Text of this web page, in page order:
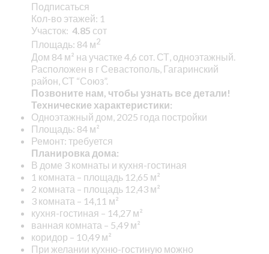
Подписаться
Кол-во этажей: 1
Участок: 4.85 сот
Площадь: 84 м2
Дом 84 м² на участке 4,6 сот. СТ, одноэтажный.
Расположен в г Севастополь, Гагаринский
район, СТ “Союз”.
Позвоните нам, чтобы узнать все детали!
Технические характеристики:
Одноэтажный дом, 2025 года постройки
Площадь: 84 м²
Ремонт: требуется
Планировка дома:
В доме 3 комнаты и кухня-гостиная
1 комната – площадь 12,65 м²
2 комната – площадь 12,43 м²
3 комната – 14,11 м²
кухня-гостиная – 14,27 м²
ванная комната – 5,49 м²
коридор – 10,49 м²
При желании кухню-гостиную можно